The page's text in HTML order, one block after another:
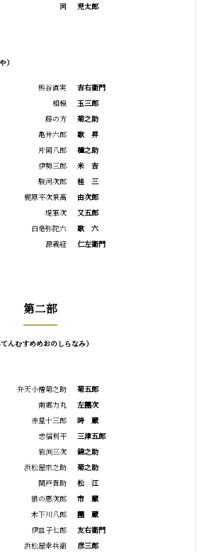
同
児太郎
）
熊谷直実
相模
藤の方
亀井六郎
片岡八郎
伊勢三郎
駿河次郎
梶原平次景高
堤軍次
白毫弥陀六
源義経
吉右衛門
玉三郎
菊之助
歌
昇
種之助
米
吉
桂
三
由次郎
又五郎
歌
六
仁左衛門
第二部
んむすめめおのしらなみ）
弁天小僧菊之助
南郷力丸
赤星十三郎
忠信利平
岩渕三次
浜松屋宗之助
関戸吾助
狼の悪次郎
木下川八郎
伊皿子七郎
浜松屋幸兵衛
菊五郎
左團次
時
蔵
三津五郎
錦之助
菊之助
松
江
市
蔵
團
蔵
友右衛門
彦三郎